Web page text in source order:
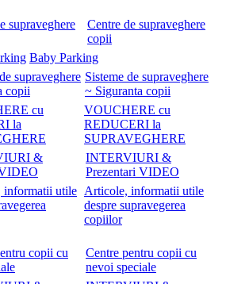
Centre de supraveghere
copii
Baby Parking
Sisteme de supraveghere
~ Siguranta copii
VOUCHERE cu
REDUCERI la
SUPRAVEGHERE
INTERVIURI &
Prezentari VIDEO
Articole, informatii utile
despre supravegerea
copiilor
Centre pentru copii cu
nevoi speciale